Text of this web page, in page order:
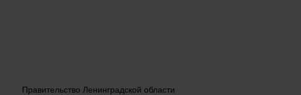
Правительство Ленинградской области